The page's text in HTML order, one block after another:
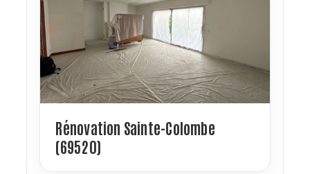
Rénovation Sainte-Colombe
(69520)